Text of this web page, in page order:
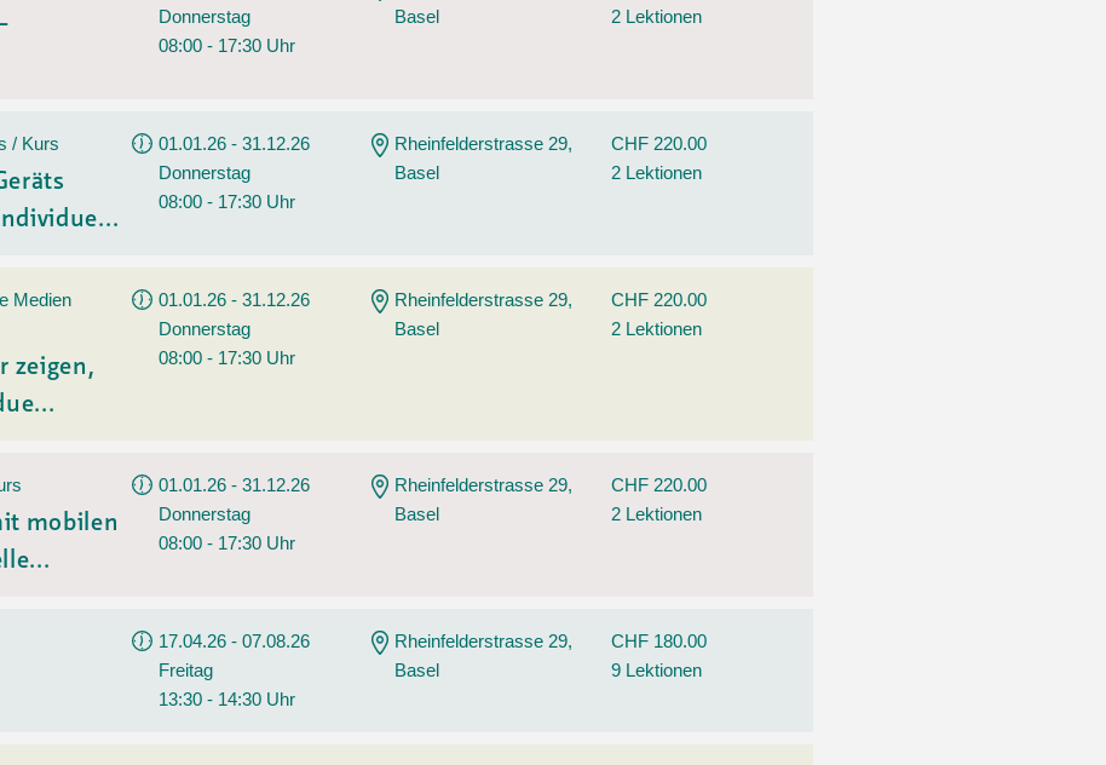
Donnerstag
08:00 - 17:30 Uhr
Basel
2 Lektionen
/ Kurs
01.01.26 - 31.12.26
Donnerstag
08:00 - 17:30 Uhr
Rheinfelderstrasse 29,
Basel
CHF 220.00
2 Lektionen
Medien
zeigen,
01.01.26 - 31.12.26
Donnerstag
08:00 - 17:30 Uhr
Rheinfelderstrasse 29,
Basel
CHF 220.00
2 Lektionen
mobilen
01.01.26 - 31.12.26
Donnerstag
08:00 - 17:30 Uhr
Rheinfelderstrasse 29,
Basel
CHF 220.00
2 Lektionen
17.04.26 - 07.08.26
Freitag
13:30 - 14:30 Uhr
Rheinfelderstrasse 29,
Basel
CHF 180.00
9 Lektionen